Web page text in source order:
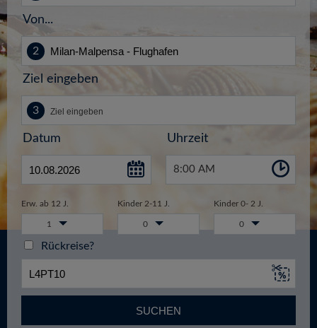
Von...
Ziel eingeben
Datum Uhrzeit
8:00 AM
Erw. ab 12 J. Kinder 2-11 J. Kinder 0- 2 J.
1 0 0
Rückreise?
SUCHEN